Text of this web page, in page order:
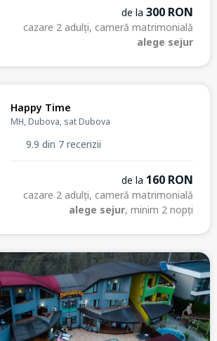
de la 300 RON
cazare 2 adulți, cameră matrimonială
alege sejur
Happy Time
MH, Dubova, sat Dubova
9.9 din 7 recenzii
de la 160 RON
cazare 2 adulți, cameră matrimonială
alege sejur, minim 2 nopți